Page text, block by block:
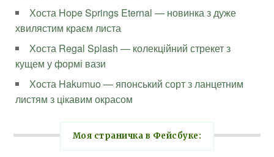
Хоста Hope Springs Eternal — новинка з дуже
хвилястим краєм листа
Хоста Regal Splash — колекційний стрекет з
кущем у формі вази
Хоста Hakumuo — японський сорт з ланцетним
листям з цікавим окрасом
Моя страничка в Фейсбуке: